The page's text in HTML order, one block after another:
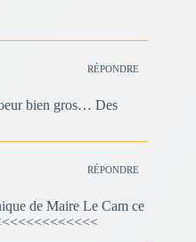
RÉPONDRE
bien gros… Des
RÉPONDRE
de Maire Le Cam ce